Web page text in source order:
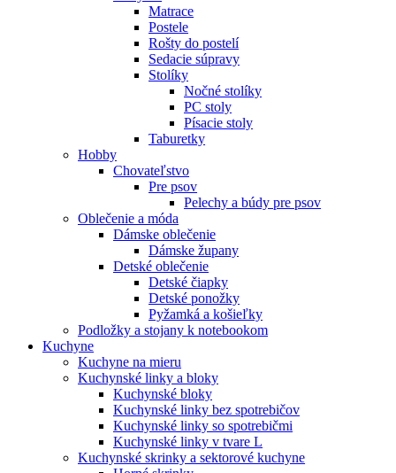
Matrace
Postele
Rošty do postelí
Sedacie súpravy
Stolíky
Nočné stolíky
PC stoly
Písacie stoly
Taburetky
Hobby
Chovateľstvo
Pre psov
Pelechy a búdy pre psov
Oblečenie a móda
Dámske oblečenie
Dámske župany
Detské oblečenie
Detské čiapky
Detské ponožky
Pyžamká a košieľky
Podložky a stojany k notebookom
Kuchyne
Kuchyne na mieru
Kuchynské linky a bloky
Kuchynské bloky
Kuchynské linky bez spotrebičov
Kuchynské linky so spotrebičmi
Kuchynské linky v tvare L
Kuchynské skrinky a sektorové kuchyne